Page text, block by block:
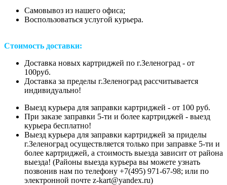
Самовывоз из нашего офиса;
Воспользоваться услугой курьера.
Стоимость доставки:
Доставка новых картриджей по г.Зеленоград - от
100руб.
Доставка за пределы г.Зеленоград рассчитывается
индивидуально!
Выезд курьера для заправки картриджей - от 100 руб.
При заказе заправки 5-ти и более картриджей - выезд
курьера бесплатно!
Выезд курьера для заправки картриджей за приделы
г.Зеленоград осуществляется только при заправке 5-ти и
более картриджей, а стоимость выезда зависит от района
выезда! (Районы выезда курьера вы можете узнать
позвонив нам по телефону +7(495) 971-67-98; или по
электронной почте z-kart@yandex.ru)